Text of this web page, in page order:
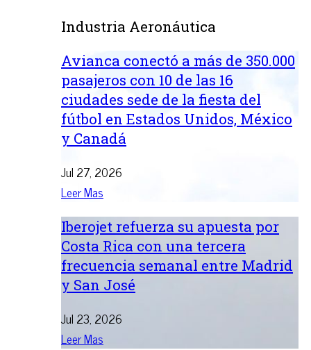
Industria Aeronáutica
Avianca conectó a más de 350.000
pasajeros con 10 de las 16
ciudades sede de la fiesta del
fútbol en Estados Unidos, México
y Canadá
Jul 27, 2026
Leer Mas
Iberojet refuerza su apuesta por
Costa Rica con una tercera
frecuencia semanal entre Madrid
y San José
Jul 23, 2026
Leer Mas